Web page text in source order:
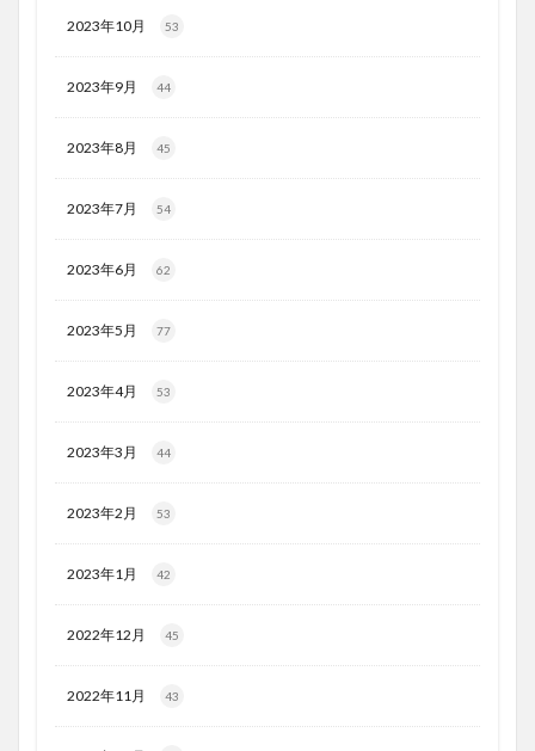
2023年10月 53
2023年9月 44
2023年8月 45
2023年7月 54
2023年6月 62
2023年5月 77
2023年4月 53
2023年3月 44
2023年2月 53
2023年1月 42
2022年12月 45
2022年11月 43